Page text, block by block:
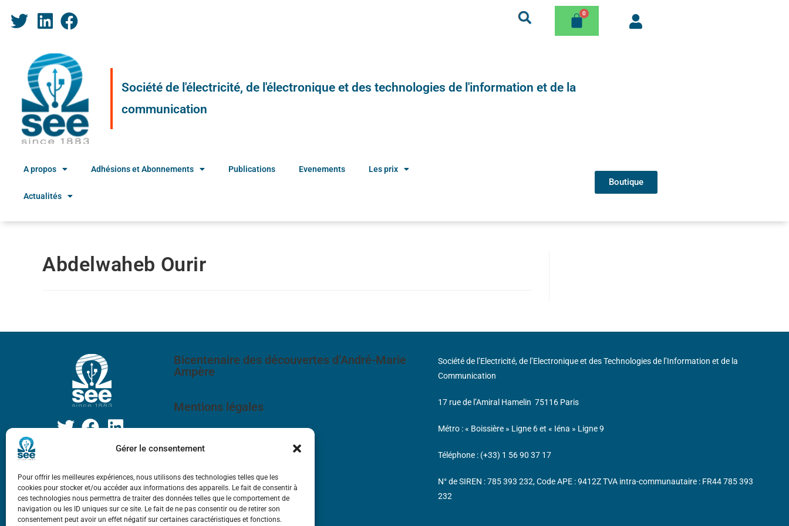
Gérer le consentement
Pour offrir les meilleures expériences, nous utilisons des technologies telles que les
cookies pour stocker et/ou accéder aux informations des appareils. Le fait de consentir à
ces technologies nous permettra de traiter des données telles que le comportement de
navigation ou les ID uniques sur ce site. Le fait de ne pas consentir ou de retirer son
consentement peut avoir un effet négatif sur certaines caractéristiques et fonctions.
Société de l'électricité, de l'électronique et des technologies de l'information et de la
communication
A propos Adhésions et Abonnements Publications Evenements Les prix
Actualités
Boutique
Abdelwaheb Ourir
Bicentenaire des découvertes d’André-Marie
Ampère
Mentions légales
Société de l’Electricité, de l’Electronique et des Technologies de l’Information et de la
Communication
17 rue de l’Amiral Hamelin 75116 Paris
Métro : « Boissière » Ligne 6 et « Iéna » Ligne 9
Téléphone : (+33) 1 56 90 37 17
N° de SIREN : 785 393 232, Code APE : 9412Z TVA intra-communautaire : FR44 785 393
232